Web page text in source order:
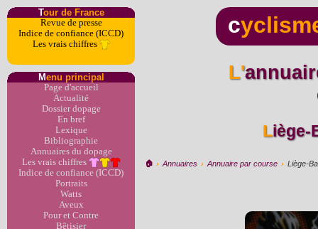
Tour de France
Revue de presse
Indice de confiance (ICCD)
Les vrais chiffres
Menu principal
Page d'accueil
Actualité
Dossier dopage
En bref
Lexique
Bibliographie
Annuaires du dopage
Les vrais chiffres
Indice de confiance (ICCD)
Portraits
Watts
Aveux
Pour et Contre
Bêtisier
c
L'annuaire du dopage par
🏠︎ › Annuaires › Annuaire par course › Liège-